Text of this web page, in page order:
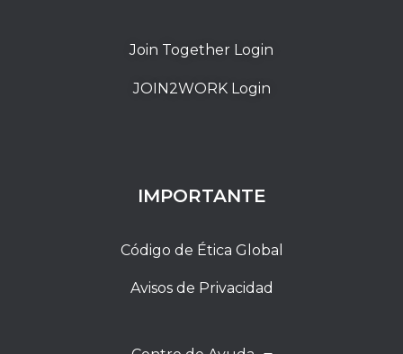
Join Together Login
JOIN2WORK Login
IMPORTANTE
Código de Ética Global
Avisos de Privacidad